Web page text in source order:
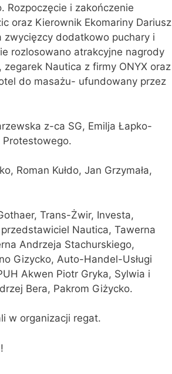
Rozpoczęcie i zakończenie
oraz Kierownik Ekomariny Dariusz
zwycięzcy dodatkowo puchary i
rozlosowano atrakcyjne nagrody
Nautica z firmy ONYX oraz
do masażu- ufundowany przez
z-ca SG, Emilja Łapko-
Roman Kułdo, Jan Grzymała,
Trans-Żwir, Investa,
Nautica, Tawerna
Andrzeja Stachurskiego,
Gizycko, Auto-Handel-Usługi
Akwen Piotr Gryka, Sylwia i
Bera, Pakrom Giżycko.
w organizacji regat.